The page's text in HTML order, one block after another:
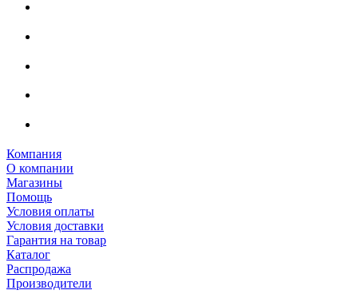
Компания
О компании
Магазины
Помощь
Условия оплаты
Условия доставки
Гарантия на товар
Каталог
Распродажа
Производители